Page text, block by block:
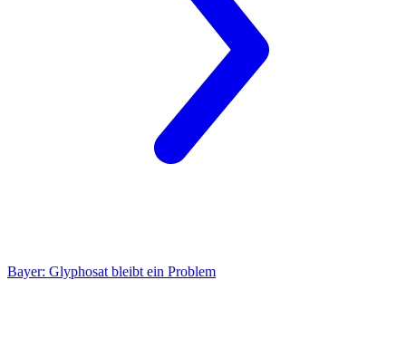
Bayer: Glyphosat bleibt ein Problem